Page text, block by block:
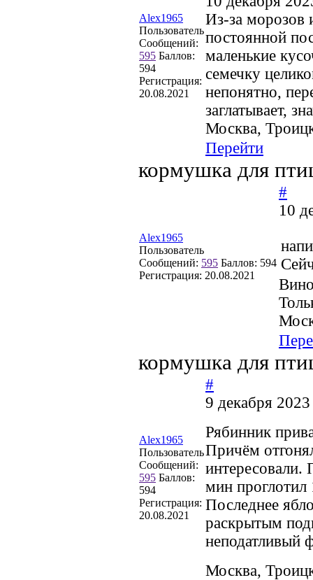
Alex1965
Пользователь
Сообщений:
595 Баллов:
594
Регистрация:
20.08.2021
Из-за морозов
постоянной
маленькие
семечку
непонятно,
заглатывает,
Москва,
Перейти
кормушка для
Alex1965
Пользователь
Сообщений: 595 Баллов: 594
Регистрация: 20.08.2021
#
10
кормушка для
Alex1965
Пользователь
Сообщений:
595 Баллов:
594
Регистрация:
20.08.2021
#
9 декабря
Рябинник
Причём
интересовали.
мин проглотил
Последнее
раскрытым
неподатливый
Москва,